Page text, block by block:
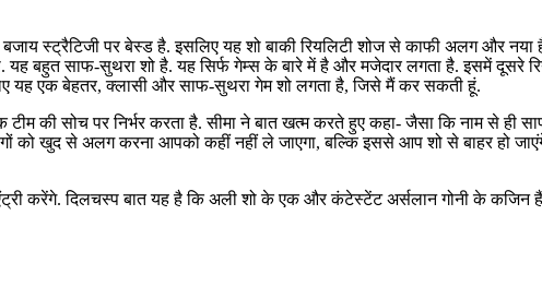
स्ट्रैटिजी पर बेस्ड है. इसलिए यह शो बाकी रियलिटी शोज से काफी अलग और नया
बहुत साफ-सुथरा शो है. यह सिर्फ गेम्स के बारे में है और मजेदार लगता है. इसमें दूसरे
यह एक बेहतर, क्लासी और साफ-सुथरा गेम शो लगता है, जिसे मैं कर सकती हूं.
की सोच पर निर्भर करता है. सीमा ने बात खत्म करते हुए कहा- जैसा कि नाम से ही
को खुद से अलग करना आपको कहीं नहीं ले जाएगा, बल्कि इससे आप शो से बाहर हो
करेंगे. दिलचस्प बात यह है कि अली शो के एक और कंटेस्टेंट अर्सलान गोनी के कजिन